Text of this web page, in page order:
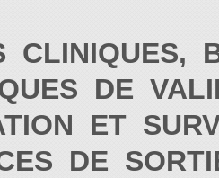
CLINIQUES,
DE
ET
DE